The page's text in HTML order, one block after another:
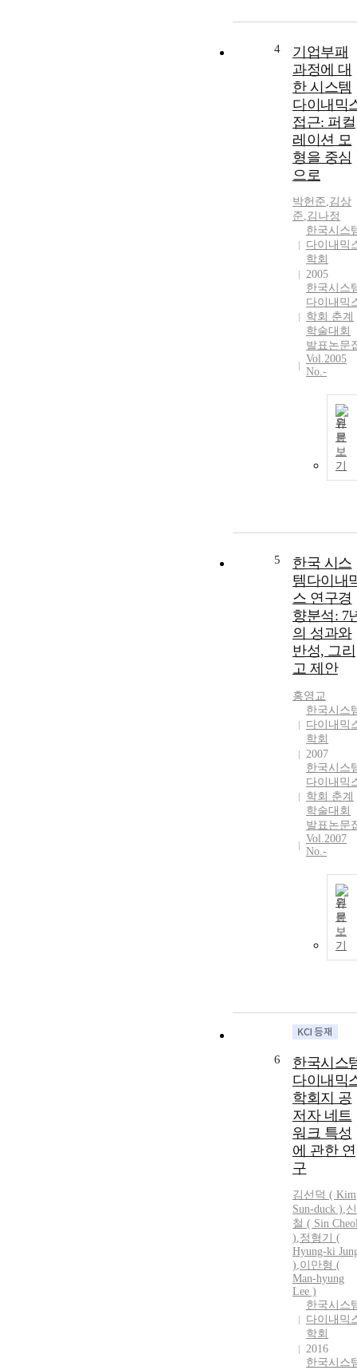
4
기업부패
과정에 대
한 시스템
다이내믹
접근: 퍼컬
레이션 모
형을 중심
으로
박헌준,김상
준,김나정
한국시스
다이내믹
학회
2005
한국시스
다이내믹
학회 춘계
학술대회
발표논문
Vol.2005
No.-
원
문
보
기
5
한국 시스
템다이내
스 연구경
향분석: 7
의 성과와
반성, 그리
고 제안
홍영교
한국시스
다이내믹
학회
2007
한국시스
다이내믹
학회 춘계
학술대회
발표논문
Vol.2007
No.-
원
문
보
기
6
한국시스
다이내믹
학회지 공
저자 네트
워크 특성
에 관한 연
구
김선덕 ( Kim
Sun-duck ),신
철 ( Sin
),정형기 (
Hyung-ki
),이만형 (
Man-hyung
Lee )
한국시스
다이내믹
학회
2016
한국시스